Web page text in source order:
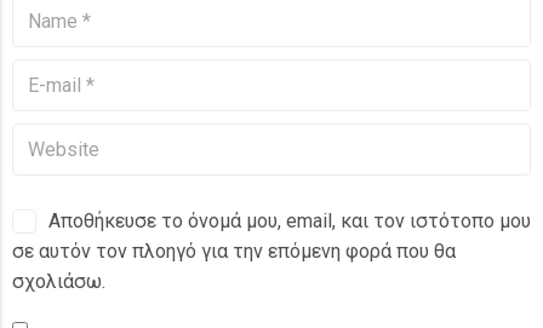
Αποθήκευσε το όνομά μου, email, και τον ιστότοπο μου
σε αυτόν τον πλοηγό για την επόμενη φορά που θα
σχολιάσω.